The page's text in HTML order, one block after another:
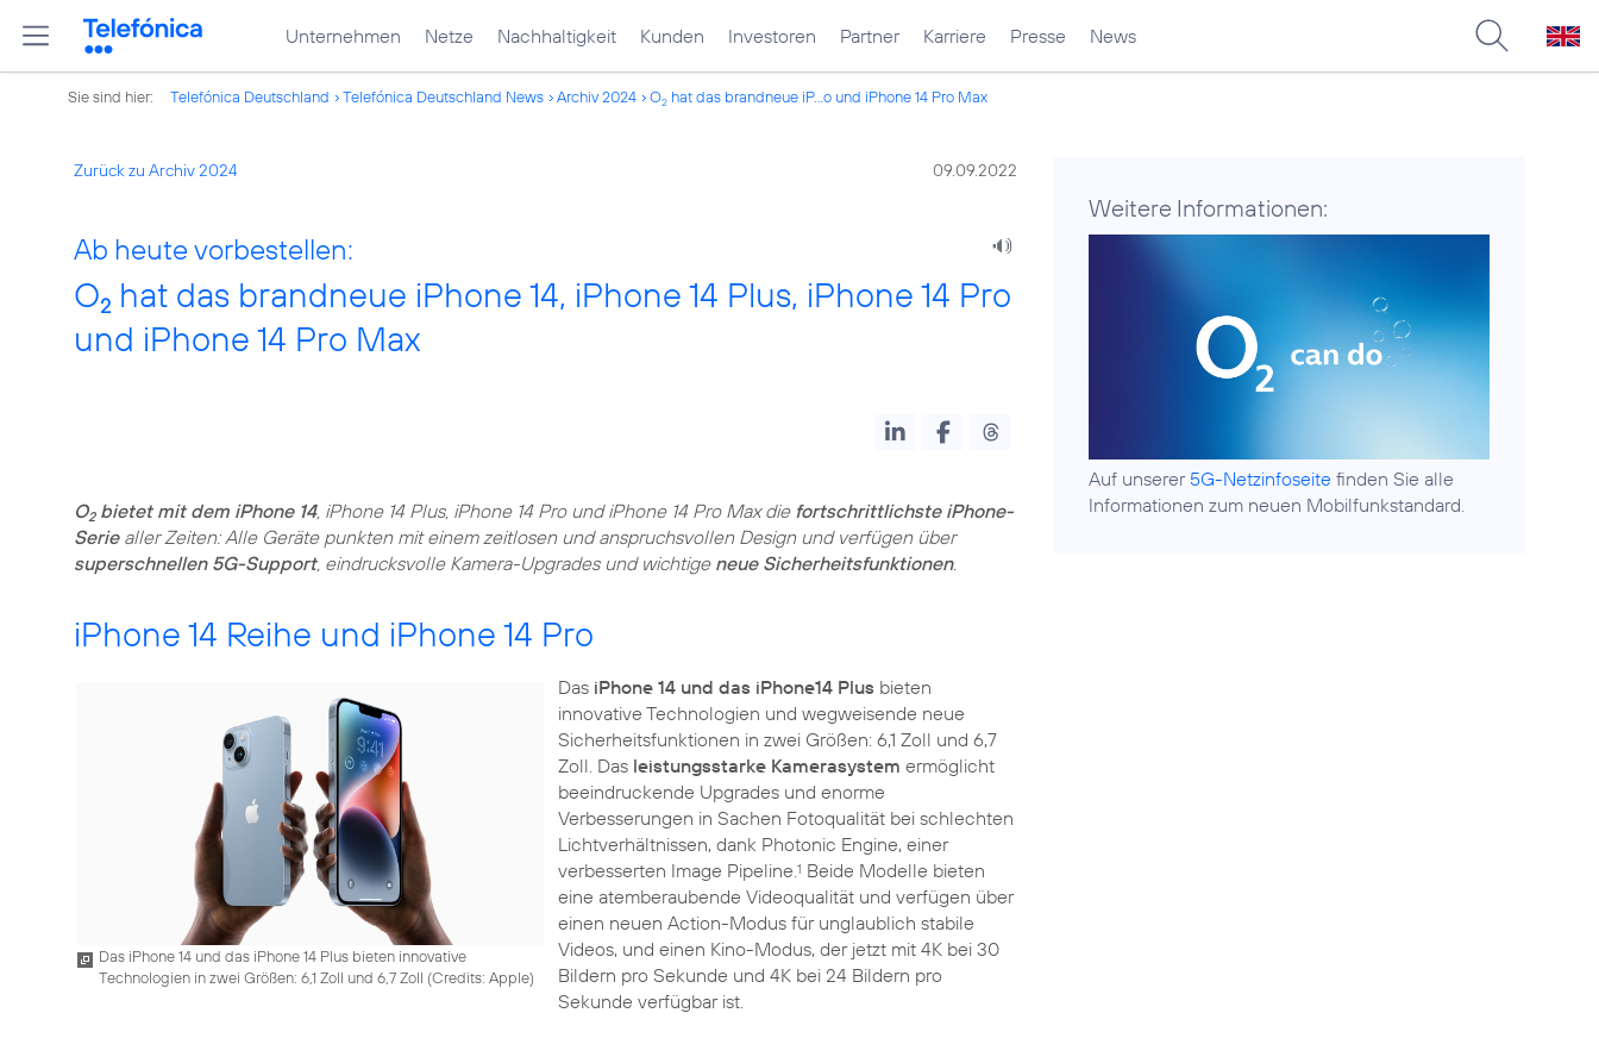
Unternehmen Netze Nachhaltigkeit Kunden Investoren Partner Karriere Presse News
Sie sind hier: Telefónica Deutschland Telefónica Deutschland News Archiv 2024 O2 hat das brandneue iP...o und iPhone 14 Pro Max
Zurück zu Archiv 2024 09.09.2022
Ab heute vorbestellen:
O2 hat das brandneue iPhone 14, iPhone 14 Plus, iPhone 14 Pro
und iPhone 14 Pro Max
O2bietet mit dem iPhone 14, iPhone 14 Plus, iPhone 14 Pro und iPhone 14 Pro Max die fortschrittlichste iPhone-
Seriealler Zeiten: Alle Geräte punkten mit einem zeitlosen und anspruchsvollen Design und verfügen über
superschnellen 5G-Support, eindrucksvolle Kamera-Upgrades und wichtige neue Sicherheitsfunktionen.
iPhone 14 Reihe und iPhone 14 Pro
Das iPhone 14 und das iPhone 14 Plus bieten innovative
Technologien in zwei Größen: 6,1 Zoll und 6,7 Zoll (Credits: Apple)
Das iPhone 14 und das iPhone14 Plus bieten
innovative Technologien und wegweisende neue
Sicherheitsfunktionen in zwei Größen: 6,1 Zoll und 6,7
Zoll. Das leistungsstarke Kamerasystem ermöglicht
beeindruckende Upgrades und enorme
Verbesserungen in Sachen Fotoqualität bei schlechten
Lichtverhältnissen, dank Photonic Engine, einer
verbesserten Image Pipeline.1 Beide Modelle bieten
eine atemberaubende Videoqualität und verfügen über
einen neuen Action-Modus für unglaublich stabile
Videos, und einen Kino-Modus, der jetzt mit 4K bei 30
Bildern pro Sekunde und 4K bei 24 Bildern pro
Sekunde verfügbar ist.
Weitere Informationen:
Auf unserer 5G-Netzinfoseite finden Sie alle
Informationen zum neuen Mobilfunkstandard.